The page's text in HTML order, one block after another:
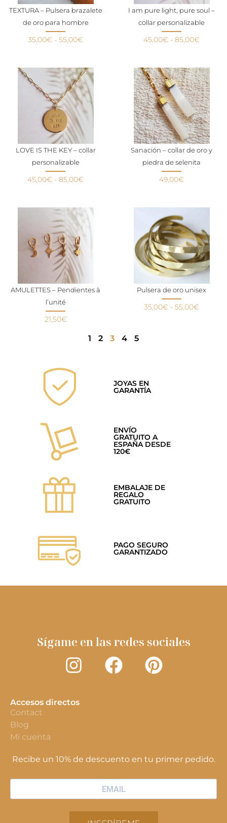
TEXTURA – Pulsera brazalete
de oro para hombre
35,00€ - 55,00€
I am pure light, pure soul –
collar personalizable
45,00€ - 85,00€
LOVE IS THE KEY – collar
personalizable
45,00€ - 85,00€
Sanación – collar de oro y
piedra de selenita
49,00€
AMULETTES – Pendientes à
l’unité
21,50€
Pulsera de oro unisex
35,00€ - 55,00€
1 2 3 4 5
JOYAS EN
GARANTÍA
ENVÍO
GRATUITO A
ESPAÑA DESDE
120€
EMBALAJE DE
REGALO
GRATUITO
PAGO SEGURO
GARANTIZADO
Sígame en las redes sociales
Accesos directos
Contact
Blog
Mi cuenta
Recibe un 10% de descuento en tu primer pedido.